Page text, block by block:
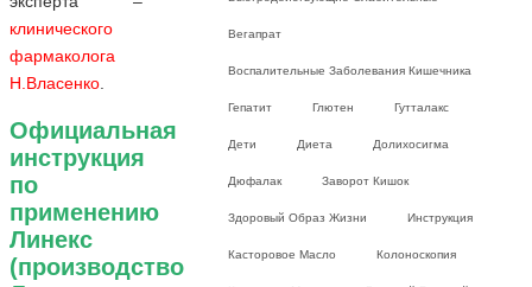
клинического
фармаколога
Н.Власенко
Официальная
инструкция
по
применению
Линекс
(производство
Вегапрат
Воспалительные Заболевания Кишечника
Гепатит Глютен Гутталакс
Дети Диета Долихосигма
Дюфалак Заворот Кишок
Здоровый Образ Жизни Инструкция
Касторовое Масло Колоноскопия